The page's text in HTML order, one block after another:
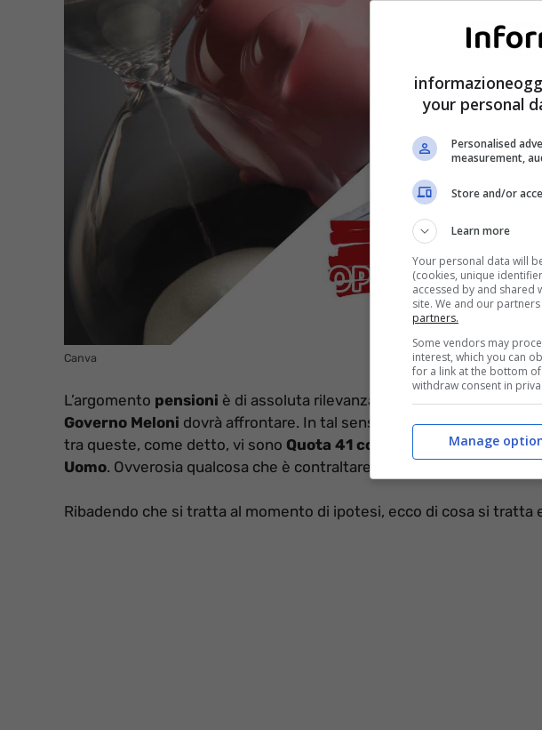
Canva
L’argomento pensioni è di assoluta rilevanza e tra i tanti temi di
Governo Meloni dovrà affrontare. In tal senso, rispetto alla
tra queste, come detto, vi sono Quota 41 con limite anagrafico,
Uomo. Ovverosia qualcosa che è contraltare ad Opzione Donna.
Ribadendo che si tratta al momento di ipotesi, ecco di cosa si tratta
your personal
Personalised
measurement,
Store and/or
Learn more
Your personal data will
(cookies, unique
accessed by and shared
site. We and our
partners.
Some vendors may
interest, which you can
for a link at the bottom
withdraw consent in
Manage